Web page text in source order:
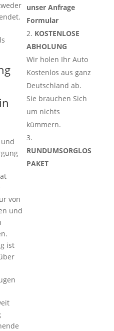
von
und
ist
unser Anfrage
Formular
KOSTENLOSE
ABHOLUNG
Wir holen Ihr Auto
Kostenlos aus ganz
Deutschland ab.
Sie brauchen Sich
um nichts
kümmern.
RUNDUMSORGLOS
PAKET